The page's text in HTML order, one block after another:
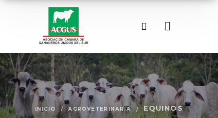
INICIO AGROVETERINARIA EQUINOS